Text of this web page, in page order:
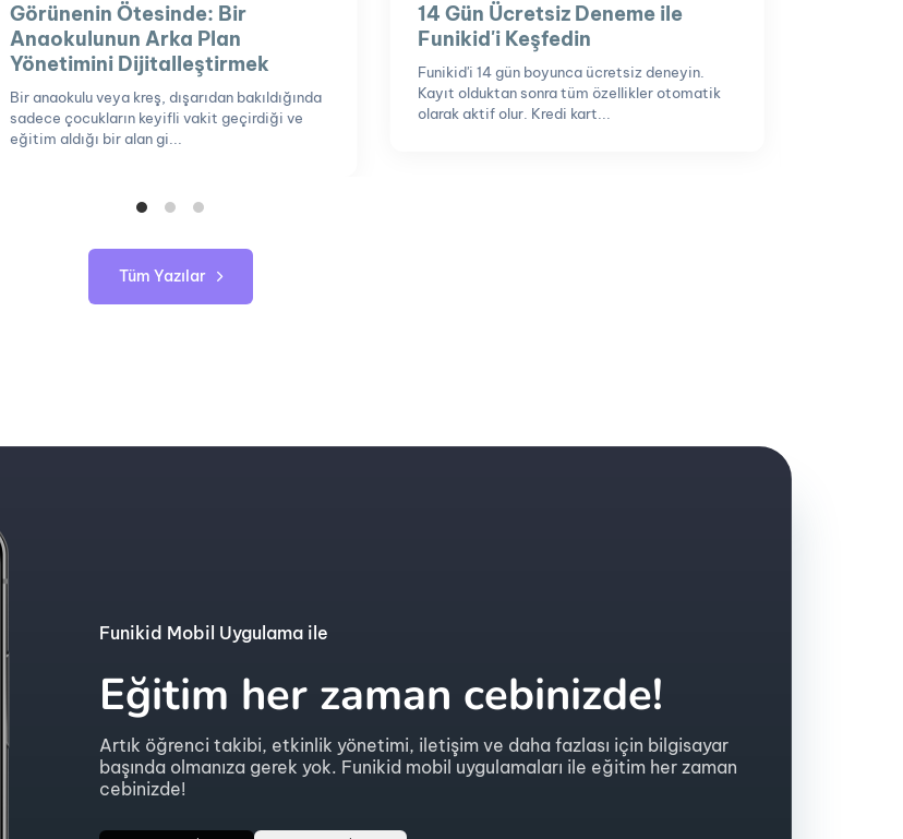
Görünenin Ötesinde: Bir
Anaokulunun Arka Plan
Yönetimini Dijitalleştirmek
Bir anaokulu veya kreş, dışarıdan bakıldığında
sadece çocukların keyifli vakit geçirdiği ve
eğitim aldığı bir alan gi...
14 Gün Ücretsiz Deneme ile
Funikid'i Keşfedin
Funikid'i 14 gün boyunca ücretsiz deneyin.
Kayıt olduktan sonra tüm özellikler otomatik
olarak aktif olur. Kredi kart...
Tüm Yazılar
Funikid Mobil Uygulama ile
Eğitim her zaman cebinizde!
Artık öğrenci takibi, etkinlik yönetimi, iletişim ve daha fazlası için bilgisayar
başında olmanıza gerek yok. Funikid mobil uygulamaları ile eğitim her zaman
cebinizde!